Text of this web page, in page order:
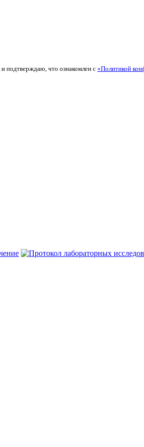
и подтверждаю, что ознакомлен с «Политикой